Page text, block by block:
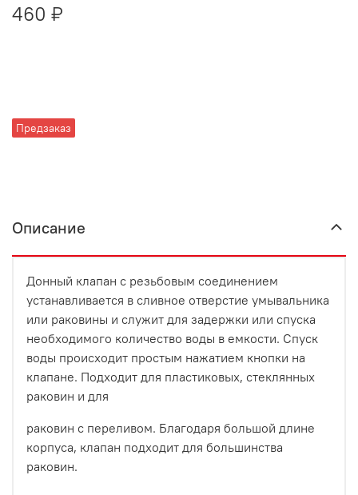
Предзаказ
460 ₽
Описание
Донный клапан с резьбовым соединением
устанавливается в сливное отверстие умывальника
или раковины и служит для задержки или спуска
необходимого количество воды в емкости. Спуск
воды происходит простым нажатием кнопки на
клапане. Подходит для пластиковых, стеклянных
раковин и для
раковин с переливом. Благодаря большой длине
корпуса, клапан подходит для большинства
раковин.